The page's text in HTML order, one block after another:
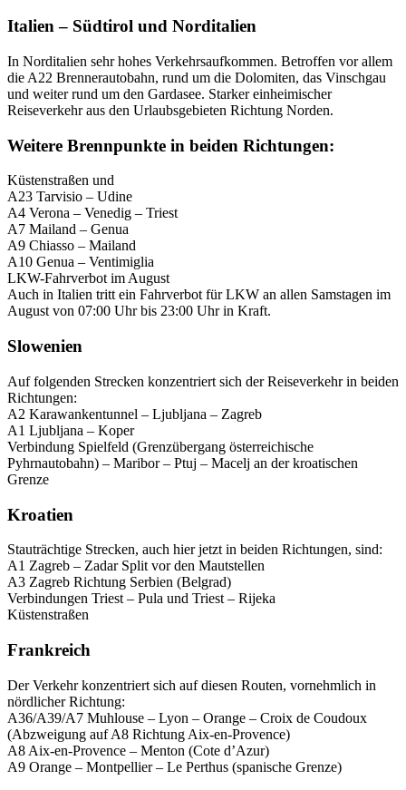
Italien – Südtirol und Norditalien
In Norditalien sehr hohes Verkehrsaufkommen. Betroffen vor allem
die A22 Brennerautobahn, rund um die Dolomiten, das Vinschgau
und weiter rund um den Gardasee. Starker einheimischer
Reiseverkehr aus den Urlaubsgebieten Richtung Norden.
Weitere Brennpunkte in beiden Richtungen:
Küstenstraßen und
A23 Tarvisio – Udine
A4 Verona – Venedig – Triest
A7 Mailand – Genua
A9 Chiasso – Mailand
A10 Genua – Ventimiglia
LKW-Fahrverbot im August
Auch in Italien tritt ein Fahrverbot für LKW an allen Samstagen im
August von 07:00 Uhr bis 23:00 Uhr in Kraft.
Slowenien
Auf folgenden Strecken konzentriert sich der Reiseverkehr in beiden
Richtungen:
A2 Karawankentunnel – Ljubljana – Zagreb
A1 Ljubljana – Koper
Verbindung Spielfeld (Grenzübergang österreichische
Pyhrnautobahn) – Maribor – Ptuj – Macelj an der kroatischen
Grenze
Kroatien
Stauträchtige Strecken, auch hier jetzt in beiden Richtungen, sind:
A1 Zagreb – Zadar Split vor den Mautstellen
A3 Zagreb Richtung Serbien (Belgrad)
Verbindungen Triest – Pula und Triest – Rijeka
Küstenstraßen
Frankreich
Der Verkehr konzentriert sich auf diesen Routen, vornehmlich in
nördlicher Richtung:
A36/A39/A7 Muhlouse – Lyon – Orange – Croix de Coudoux
(Abzweigung auf A8 Richtung Aix-en-Provence)
A8 Aix-en-Provence – Menton (Cote d’Azur)
A9 Orange – Montpellier – Le Perthus (spanische Grenze)